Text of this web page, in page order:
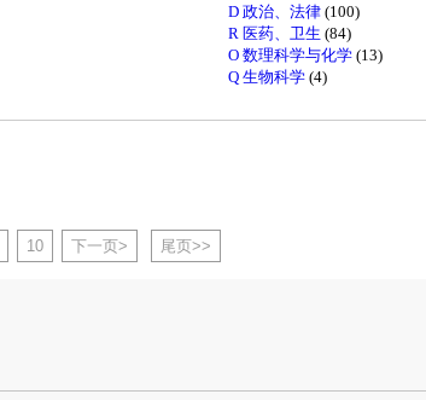
D 政治、法律(100)
R 医药、卫生(84)
O 数理科学与化学(13)
Q 生物科学(4)
10 下一页> 尾页>>